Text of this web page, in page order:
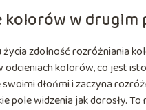
w drugim
zdolność rozróżniania
kolorów, co jest
dłońmi i zaczyna
pole widzenia jak dorosły.